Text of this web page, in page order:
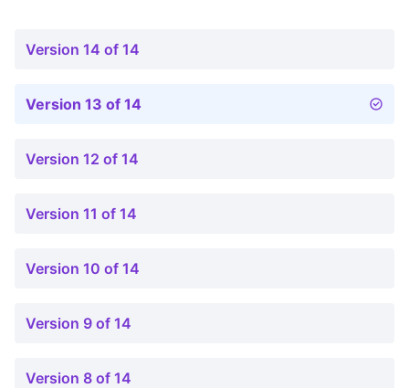
Version 14 of 14
Version 13 of 14
Version 12 of 14
Version 11 of 14
Version 10 of 14
Version 9 of 14
Version 8 of 14